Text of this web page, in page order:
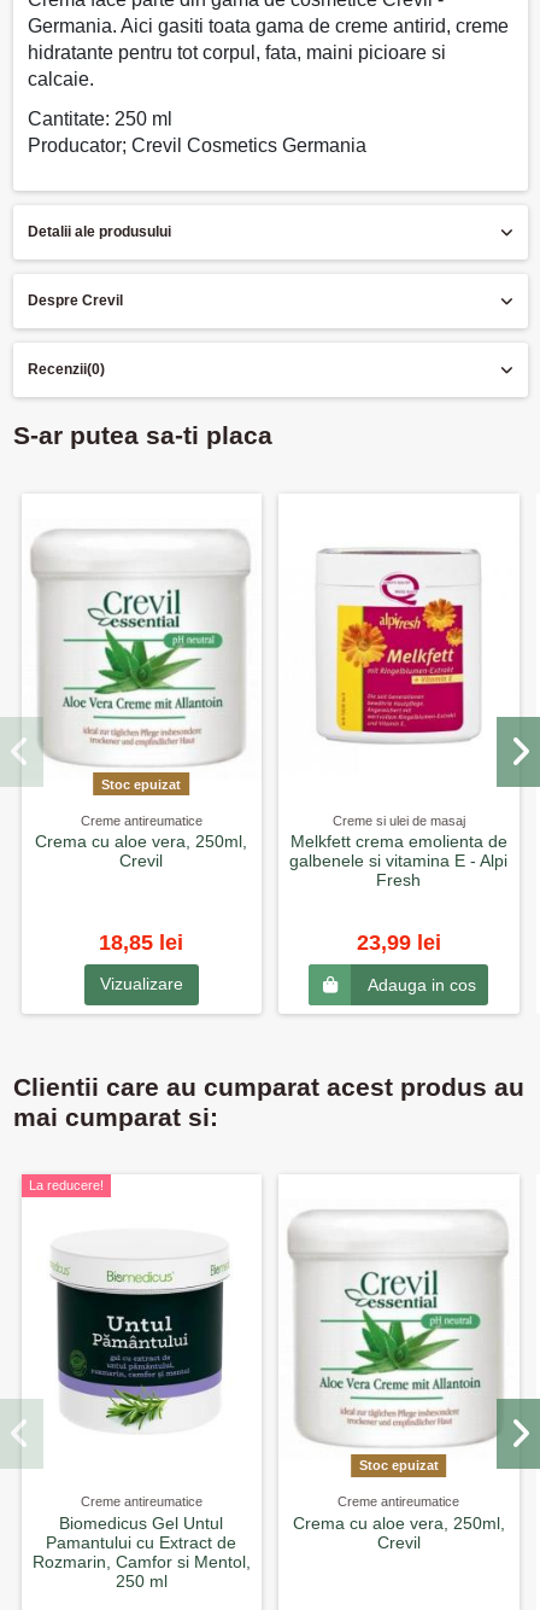
Germania. Aici gasiti toata gama de creme antirid, creme
hidratante pentru tot corpul, fata, maini picioare si
calcaie.
Cantitate: 250 ml
Producator; Crevil Cosmetics Germania
Detalii ale produsului
Despre Crevil
Recenzii(0)
S-ar putea sa-ti placa
Stoc epuizat
Creme antireumatice
Crema cu aloe vera, 250ml,
Crevil
18,85 lei
Vizualizare
Creme si ulei de masaj
Melkfett crema emolienta de
galbenele si vitamina E - Alpi
Fresh
23,99 lei
Adauga in cos
Clientii care au cumparat acest produs au
mai cumparat si:
La reducere!
Creme antireumatice
Biomedicus Gel Untul
Pamantului cu Extract de
Rozmarin, Camfor si Mentol,
250 ml
Stoc epuizat
Creme antireumatice
Crema cu aloe vera, 250ml,
Crevil